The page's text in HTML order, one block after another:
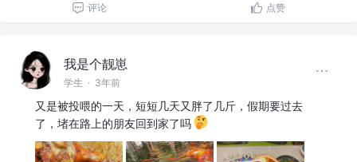
评论 点赞
我是个靓崽
学生 · 3年前
又是被投喂的一天，短短几天又胖了几斤，假期要过去
了，堵在路上的朋友回到家了吗